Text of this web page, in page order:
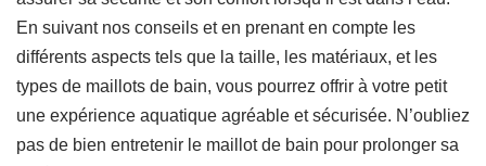
En suivant nos conseils et en prenant en compte les
différents aspects tels que la taille, les matériaux, et les
types de maillots de bain, vous pourrez offrir à votre petit
une expérience aquatique agréable et sécurisée. N’oubliez
pas de bien entretenir le maillot de bain pour prolonger sa